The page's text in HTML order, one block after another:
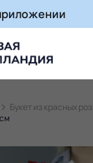
Букет из красных роз